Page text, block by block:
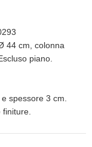
44 cm, colonna
piano.
spessore 3 cm.
finiture.